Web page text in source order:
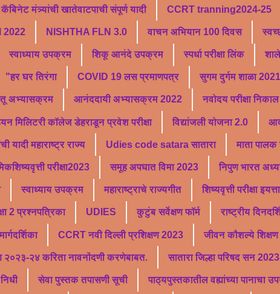
मंत्र्यांची खातेवाटपाची संपूर्ण यादी CCRT tranning2024-25
2022 NISHTHA FLN 3.0 वाचन अभियान 100 दिवस
स्वाध्याय उपक्रम शिकू आनंदे उपक्रम स्पर्धा परीक्षा लिंक
"हर घर तिरंगा COVID 19 लस प्रमाणपत्र सुगम दुर्गम शाळा
अभ्यासक्रम आनंददायी अभ्यासक्रम 2022 नवोदय परीक्षा
मिलिटरी कॉलेज डेहराडून प्रवेश परीक्षा विद्यांजली योजना 2.0
यादी महाराष्ट्र राज्य Udies code satara सातारा माता पालक
परीक्षा2023 समूह अपघात विमा 2023 निपुण भारत
स्वाध्याय उपक्रम महाराष्ट्राचे राज्यगीत शिष्यवृत्ती परीक्षा
2 प्रश्नपत्रिका UDIES कुटुंब सर्वेक्षण फॉर्म राष्ट्रीय
CCRT नवी दिल्ली प्रशिक्षण 2023 जीवन कौशल्ये शिक्षण
२०२३-२४ करिता नावनोंदणी करणेबाबत. सातारा जिल्हा परिषद सन
सेवा पुस्तक तपासणी सूची पाठ्यपुस्तकातील वह्यांच्या पानाचा